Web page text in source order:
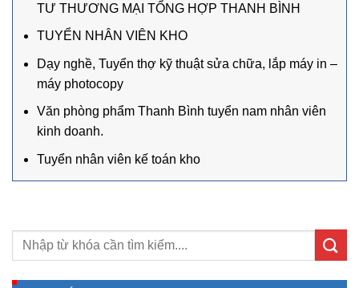
TƯ THƯƠNG MẠI TỔNG HỢP THANH BÌNH
TUYỂN NHÂN VIÊN KHO
Dạy nghề, Tuyển thợ kỹ thuật sửa chữa, lắp máy in –
máy photocopy
Văn phòng phẩm Thanh Bình tuyển nam nhân viên
kinh doanh.
Tuyển nhân viên kế toán kho